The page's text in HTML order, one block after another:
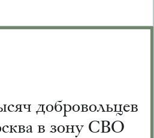
добровольцев
в зону СВО